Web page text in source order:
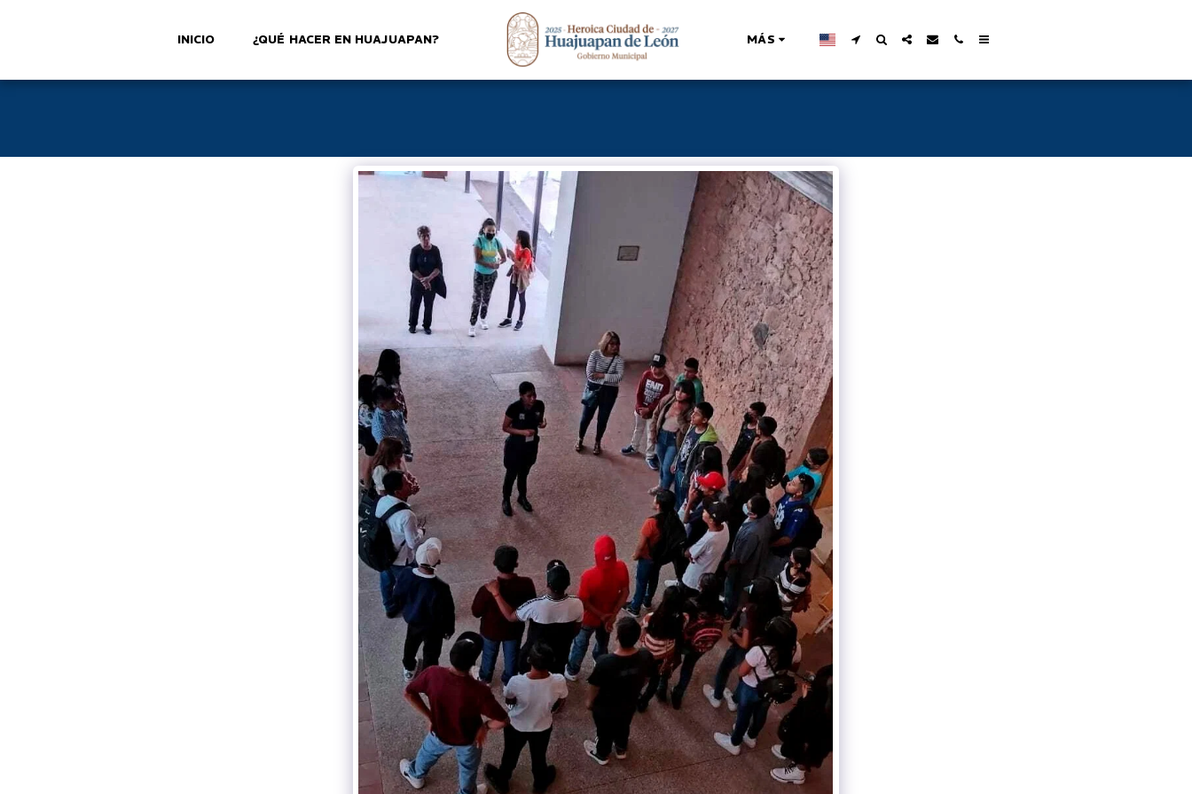
INICIO ¿QUÉ HACER EN HUAJUAPAN? MÁS